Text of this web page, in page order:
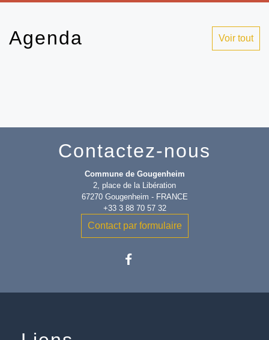
Agenda Voir tout
Contactez-nous
Commune de Gougenheim
2, place de la Libération
67270 Gougenheim - FRANCE
+33 3 88 70 57 32
Contact par formulaire